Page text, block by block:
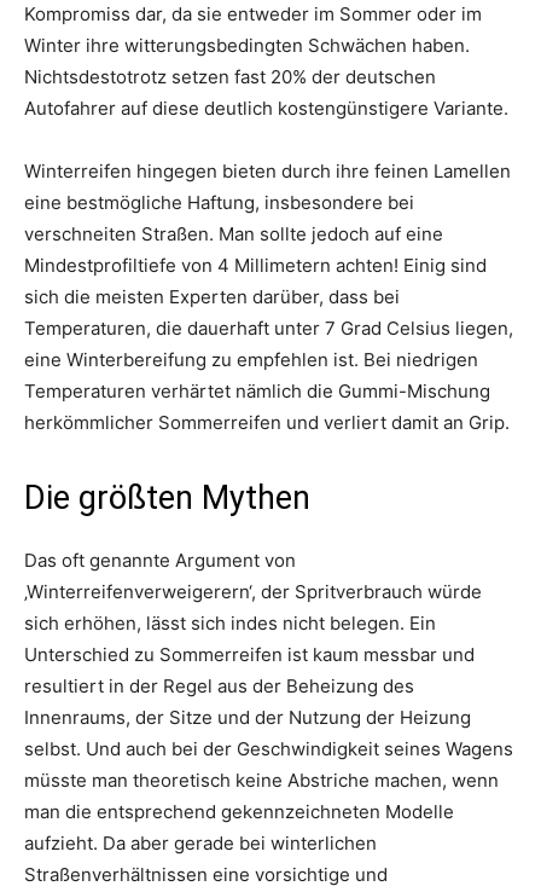
Kompromiss dar, da sie entweder im Sommer oder im
Winter ihre witterungsbedingten Schwächen haben.
Nichtsdestotrotz setzen fast 20% der deutschen
Autofahrer auf diese deutlich kostengünstigere Variante.
Winterreifen hingegen bieten durch ihre feinen Lamellen
eine bestmögliche Haftung, insbesondere bei
verschneiten Straßen. Man sollte jedoch auf eine
Mindestprofiltiefe von 4 Millimetern achten! Einig sind
sich die meisten Experten darüber, dass bei
Temperaturen, die dauerhaft unter 7 Grad Celsius liegen,
eine Winterbereifung zu empfehlen ist. Bei niedrigen
Temperaturen verhärtet nämlich die Gummi-Mischung
herkömmlicher Sommerreifen und verliert damit an Grip.
Die größten Mythen
Das oft genannte Argument von
‚Winterreifenverweigerern‘, der Spritverbrauch würde
sich erhöhen, lässt sich indes nicht belegen. Ein
Unterschied zu Sommerreifen ist kaum messbar und
resultiert in der Regel aus der Beheizung des
Innenraums, der Sitze und der Nutzung der Heizung
selbst. Und auch bei der Geschwindigkeit seines Wagens
müsste man theoretisch keine Abstriche machen, wenn
man die entsprechend gekennzeichneten Modelle
aufzieht. Da aber gerade bei winterlichen
Straßenverhältnissen eine vorsichtige und